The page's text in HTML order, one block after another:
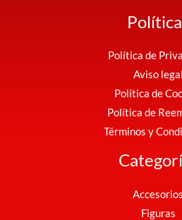
Política de
Aviso legal
Política de
Política de
Términos y
Accesorios
Figuras